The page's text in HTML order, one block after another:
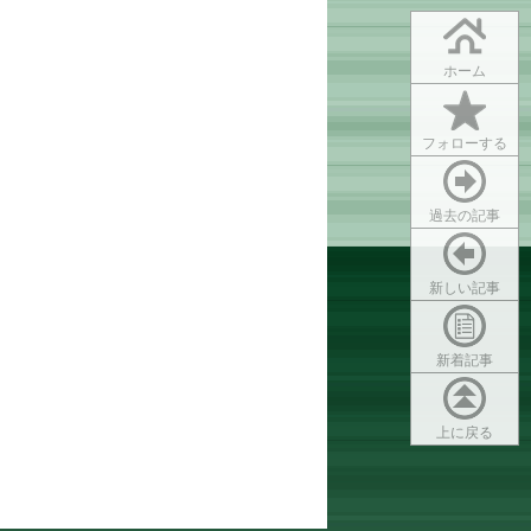
ホーム
フォローする
過去の記事
新しい記事
新着記事
上に戻る